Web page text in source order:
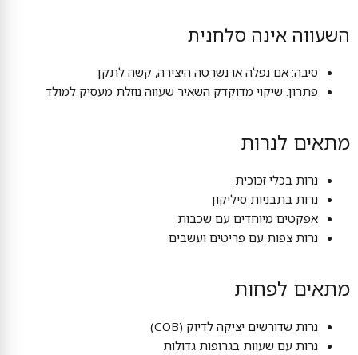
השעווה אינה סלחנית
סיבה: אם נפלה או נשרטה היצירה, קשה לתקן
פתרון: שיקוי מדוקדק השאיר שעווה נוזלת מעסיק למולד
מתאים לנרות
נרות בכלי זכוכית
נרות בתבניות סיליקון
אפקטים מיוחדים עם שכבות
נרות צפות עם פריטים ועשבים
מתאים לפחות
נרות שדורשים יציקה לדיוק (COB)
נרות עם שעוות בגרופות גדולות